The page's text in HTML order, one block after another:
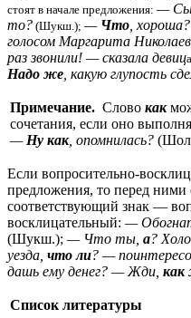
стоят в начале предложения: —
то? (Шукш.); — Что ,
голосом Маргарита
раз звонили! — сказала девиц
Надо же , какую глупость
Примечание. Слово как
сочетания, если оно
— Ну как, опомнилась?
Если вопросительно-
предложения, то перед ними
соответствующий знак —
восклицательный: —
(Шукш.); — Что ты, а?
уезда, что ли? —
дашь ему денег? — Жди, как
Список литературы